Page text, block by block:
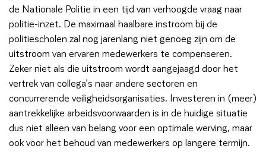
de Nationale Politie in een tijd van verhoogde vraag naar
politie-inzet. De maximaal haalbare instroom bij de
politiescholen zal nog jarenlang niet genoeg zijn om de
uitstroom van ervaren medewerkers te compenseren.
Zeker niet als die uitstroom wordt aangejaagd door het
vertrek van collega’s naar andere sectoren en
concurrerende veiligheidsorganisaties. Investeren in (meer)
aantrekkelijke arbeidsvoorwaarden is in de huidige situatie
dus niet alleen van belang voor een optimale werving, maar
ook voor het behoud van medewerkers op langere termijn.